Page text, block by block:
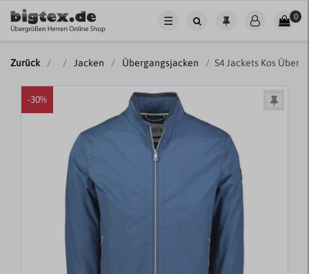
☰ 0
Zurück Jacken Übergangsjacken S4 Jackets Kos
-30%